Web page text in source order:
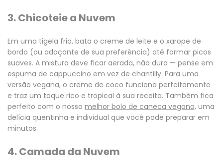
3. Chicoteie a Nuvem
Em uma tigela fria, bata o creme de leite e o xarope de
bordo (ou adoçante de sua preferência) até formar picos
suaves. A mistura deve ficar aerada, não dura — pense em
espuma de cappuccino em vez de chantilly. Para uma
versão vegana, o creme de coco funciona perfeitamente
e traz um toque rico e tropical à sua receita. Também fica
perfeito com o nosso melhor bolo de caneca vegano, uma
delícia quentinha e individual que você pode preparar em
minutos.
4. Camada da Nuvem